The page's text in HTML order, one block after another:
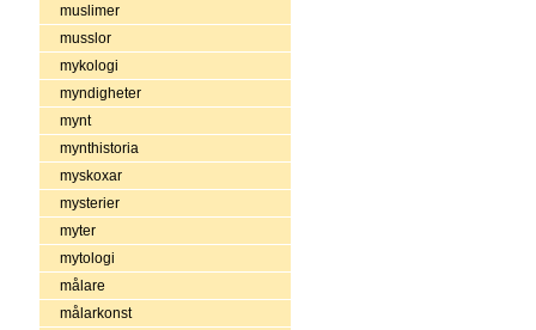
muslimer
musslor
mykologi
myndigheter
mynt
mynthistoria
myskoxar
mysterier
myter
mytologi
målare
målarkonst